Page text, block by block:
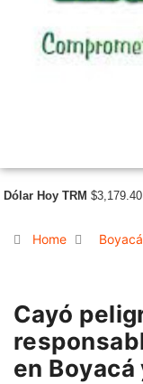
Dólar Hoy TRM $3,179.40
Home Boyacá
Cayó
en